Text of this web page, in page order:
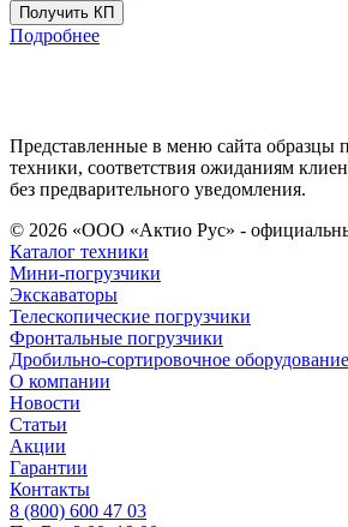
Получить КП
Подробнее
Представленные в меню сайта образцы
техники, соответствия ожиданиям
без предварительного уведомления.
© 2026 «ООО «Актио Рус» -
Каталог техники
Мини-погрузчики
Экскаваторы
Телескопические погрузчики
Фронтальные погрузчики
Дробильно-сортировочное оборудование
О компании
Новости
Статьи
Акции
Гарантии
Контакты
8 (800) 600 47 03